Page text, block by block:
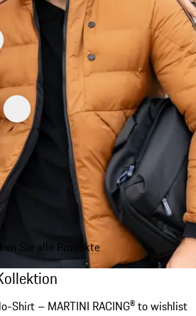
Sie alle Produkte
Kollektion
Shirt – MARTINI RACING® to wishlist